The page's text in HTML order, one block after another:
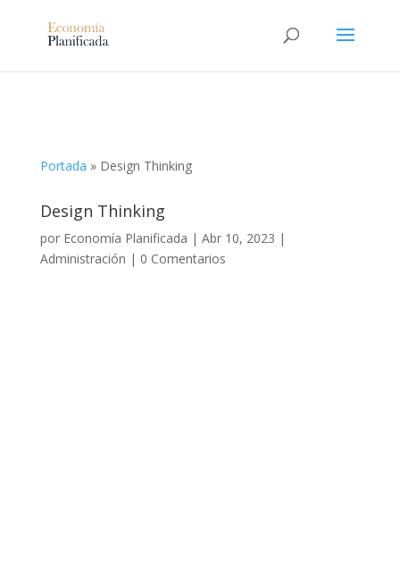
Portada » Design Thinking
Design Thinking
por Economía Planificada | Abr 10, 2023 |
Administración | 0 Comentarios